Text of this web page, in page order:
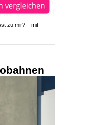
zu mir? – mit